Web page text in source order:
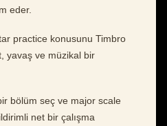
eder.
practice konusunu Timbro
yavaş ve müzikal bir
bölüm seç ve major scale
net bir çalışma